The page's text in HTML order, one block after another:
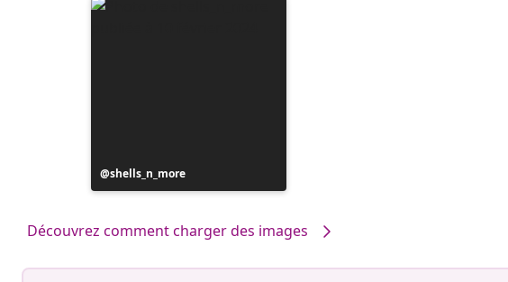
Publication
publiée
shells_n_more
Découvrez comment charger des images